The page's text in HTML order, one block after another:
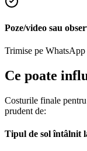
Poze/video sau
Trimise pe WhatsApp
Ce poate
Costurile finale
prudent de:
Tipul de sol întâlnit